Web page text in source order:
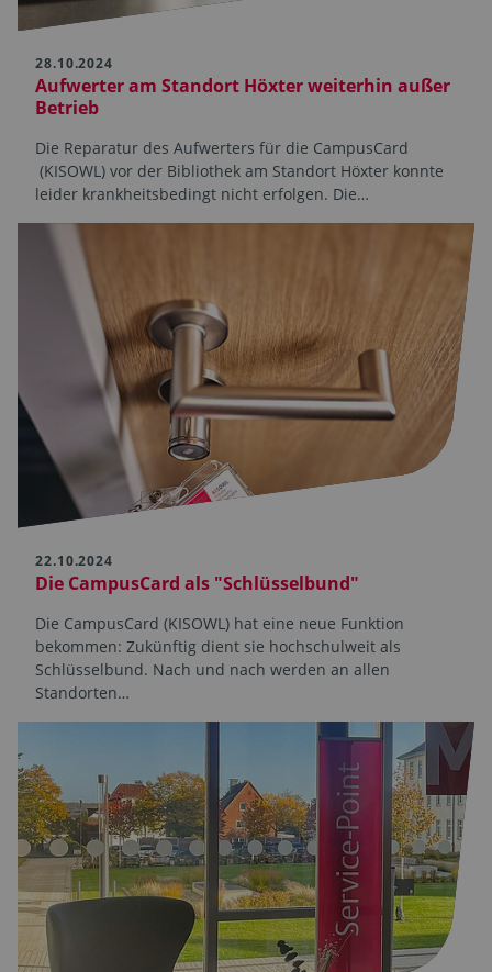
28.10.2024
Aufwerter am Standort Höxter weiterhin außer
Betrieb
Die Reparatur des Aufwerters für die CampusCard
(KISOWL) vor der Bibliothek am Standort Höxter konnte
leider krankheitsbedingt nicht erfolgen. Die…
22.10.2024
Die CampusCard als "Schlüsselbund"
Die CampusCard (KISOWL) hat eine neue Funktion
bekommen: Zukünftig dient sie hochschulweit als
Schlüsselbund. Nach und nach werden an allen
Standorten…